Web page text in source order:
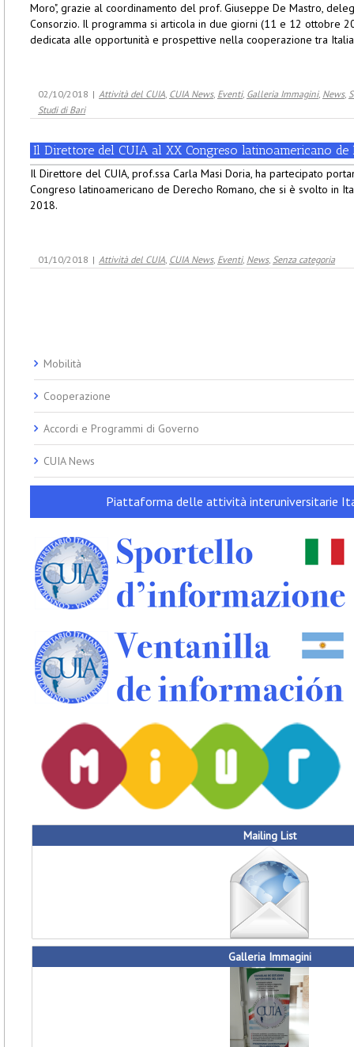
Moro", grazie al coordinamento del prof. Giuseppe De Mastro,
Consorzio. Il programma si articola in due giorni (11 e 12 ottobre
dedicata alle opportunità e prospettive nella cooperazione tra
02/10/2018 | Attività del CUIA, CUIA News, Eventi, Galleria Immagini, News,
Studi di Bari
Il Direttore del CUIA al XX Congreso latinoamericano de
Il Direttore del CUIA, prof.ssa Carla Masi Doria, ha partecipato
Congreso latinoamericano de Derecho Romano, che si è svolto in
2018.
01/10/2018 | Attività del CUIA, CUIA News, Eventi, News, Senza categoria
Mobilità
Cooperazione
Accordi e Programmi di Governo
CUIA News
Piattaforma delle attività interuniversitarie
Mailing List
Galleria Immagini